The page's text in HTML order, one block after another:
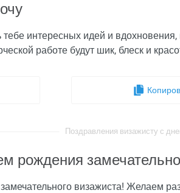
интересных идей и вдохновения,
работе будут шик, блеск и
Поздравления визажисту с
рождения
визажиста! Желаем